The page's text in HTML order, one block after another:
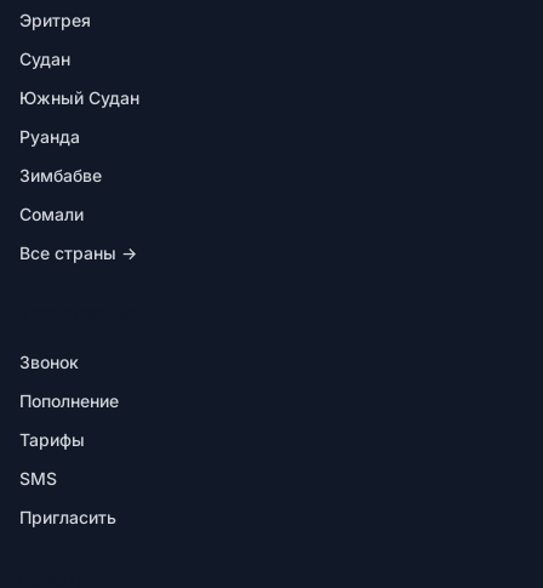
Эритрея
Судан
Южный Судан
Руанда
Зимбабве
Сомали
Все страны →
Звонок
Пополнение
Тарифы
SMS
Пригласить